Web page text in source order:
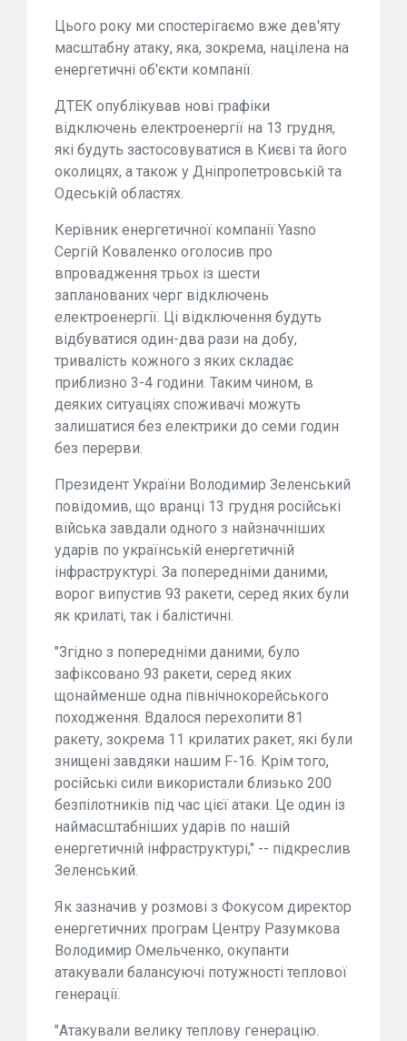
Цього року ми спостерігаємо вже дев'яту
масштабну атаку, яка, зокрема, націлена на
енергетичні об'єкти компанії.
ДТЕК опублікував нові графіки
відключень електроенергії на 13 грудня,
які будуть застосовуватися в Києві та його
околицях, а також у Дніпропетровській та
Одеській областях.
Керівник енергетичної компанії Yasno
Сергій Коваленко оголосив про
впровадження трьох із шести
запланованих черг відключень
електроенергії. Ці відключення будуть
відбуватися один-два рази на добу,
тривалість кожного з яких складає
приблизно 3-4 години. Таким чином, в
деяких ситуаціях споживачі можуть
залишатися без електрики до семи годин
без перерви.
Президент України Володимир Зеленський
повідомив, що вранці 13 грудня російські
війська завдали одного з найзначніших
ударів по українській енергетичній
інфраструктурі. За попередніми даними,
ворог випустив 93 ракети, серед яких були
як крилаті, так і балістичні.
"Згідно з попередніми даними, було
зафіксовано 93 ракети, серед яких
щонайменше одна північнокорейського
походження. Вдалося перехопити 81
ракету, зокрема 11 крилатих ракет, які були
знищені завдяки нашим F-16. Крім того,
російські сили використали близько 200
безпілотників під час цієї атаки. Це один із
наймасштабніших ударів по нашій
енергетичній інфраструктурі," -- підкреслив
Зеленський.
Як зазначив у розмові з Фокусом директор
енергетичних програм Центру Разумкова
Володимир Омельченко, окупанти
атакували балансуючі потужності теплової
генерації.
"Атакували велику теплову генерацію.